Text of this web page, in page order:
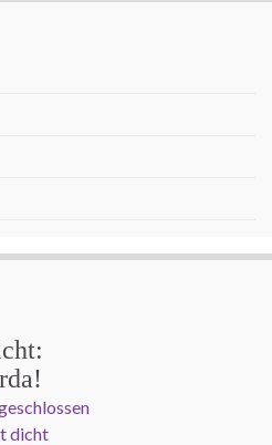
dicht